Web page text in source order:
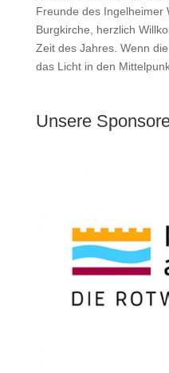
Freunde des Ingelheimer
Burgkirche, herzlich
Zeit des Jahres. Wenn
das Licht in den
Unsere